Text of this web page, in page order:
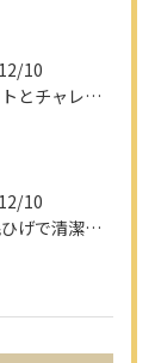
10
ダイエットとチャレンジを愛知県名古屋市で楽しみながら成功させるポイント解説
10
医療脱毛ひげで清潔感アップを目指す男性へ愛知県名古屋市のヒゲ脱毛で選ぶべきポイント